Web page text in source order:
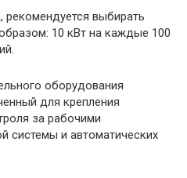
рекомендуется выбирать
10 кВт на каждые 100
оборудования
для крепления
за рабочими
системы и автоматических